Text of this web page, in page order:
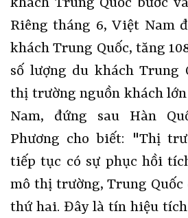
khách Trung Quốc bước
Riêng tháng 6, Việt Nam
khách Trung Quốc, tăng
số lượng du khách Trung
thị trường nguồn khách
Nam, đứng sau Hàn
Phương cho biết: "Thị
tiếp tục có sự phục hồi
mô thị trường, Trung
thứ hai. Đây là tín hiệu tích